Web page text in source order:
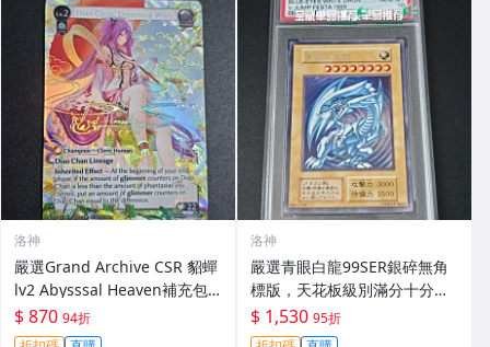
洛神
嚴選Grand Archive CSR 貂蟬
lv2 Abysssal Heaven補充包 T
CG卡牌 收藏版 卡牌 補充包
$ 870 94折
洛神
嚴選青眼白龍99SER銀碎無角
標版，天花板級別滿分十分評
級 青眼白龍 99SER 銀碎 無角
標版 十分卡 燙卡名
$ 1,530 95折